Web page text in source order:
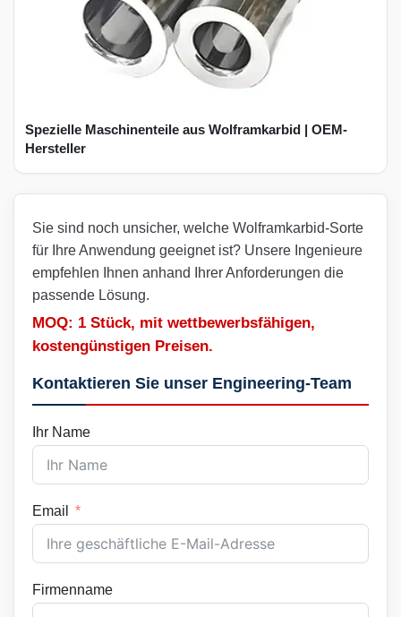
Spezielle Maschinenteile aus Wolframkarbid | OEM-
Hersteller
Sie sind noch unsicher, welche Wolframkarbid-Sorte
für Ihre Anwendung geeignet ist? Unsere Ingenieure
empfehlen Ihnen anhand Ihrer Anforderungen die
passende Lösung.
MOQ: 1 Stück, mit wettbewerbsfähigen,
kostengünstigen Preisen.
Kontaktieren Sie unser Engineering-Team
Ihr Name
Email
Firmenname